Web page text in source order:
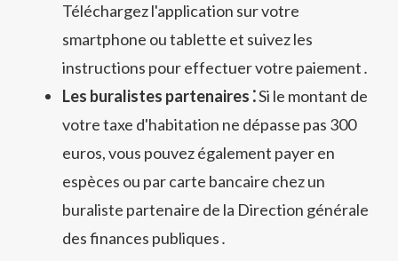
Téléchargez l'application sur votre
smartphone ou tablette et suivez les
instructions pour effectuer votre paiement․
Les buralistes partenaires ⁚Si le montant de
votre taxe d'habitation ne dépasse pas 300
euros, vous pouvez également payer en
espèces ou par carte bancaire chez un
buraliste partenaire de la Direction générale
des finances publiques․